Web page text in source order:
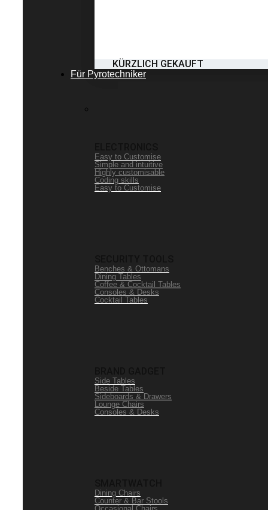
KÜRZLICH GEKAUFT
Für Pyrotechniker
Easy to Customise
Simple and intuitive
Highly customisable
Coding skills
Easy to Customise
Benches & Ottomans
Dining Tables
Coffee & Cocktail Tables
Consoles & Desks
Cocktail Tables
Side Tables
Beside Tables
Sideboards & Drawers
Lounge Chairs
Consoles & Desks
Dining Chairs
Counter & Bar Stools